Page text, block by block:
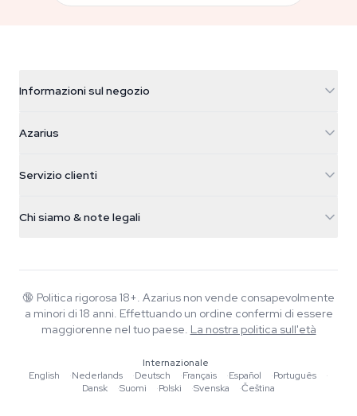
Informazioni sul negozio
Galvaniweg 11
Nederland
+31(0)204897914
Azarius
Smokeshop
Servizio clienti
FAQ
Informativa sulla privacy
Chi siamo & note legali
Wiki
Blog
Musica
Linee guida editoriali
Strumenti e Calcolatori
🔞 Politica rigorosa 18+. Azarius non vende consapevolmente
a minori di 18 anni. Effettuando un ordine confermi di essere
maggiorenne nel tuo paese. La nostra politica sull'età
Internazionale
English
·Nederlands ·Deutsch ·Français ·Español ·Português
·
Dansk
·Suomi ·Polski ·Svenska ·Čeština